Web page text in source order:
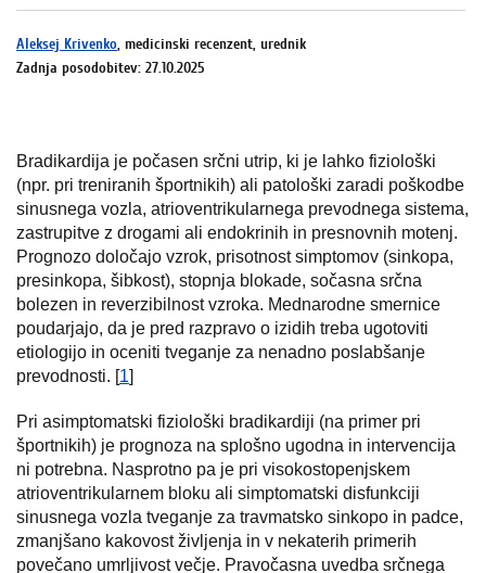
Aleksej Krivenko, medicinski recenzent, urednik
Zadnja posodobitev: 27.10.2025
Bradikardija je počasen srčni utrip, ki je lahko fiziološki
(npr. pri treniranih športnikih) ali patološki zaradi poškodbe
sinusnega vozla, atrioventrikularnega prevodnega sistema,
zastrupitve z drogami ali endokrinih in presnovnih motenj.
Prognozo določajo vzrok, prisotnost simptomov (sinkopa,
presinkopa, šibkost), stopnja blokade, sočasna srčna
bolezen in reverzibilnost vzroka. Mednarodne smernice
poudarjajo, da je pred razpravo o izidih treba ugotoviti
etiologijo in oceniti tveganje za nenadno poslabšanje
prevodnosti. [1]
Pri asimptomatski fiziološki bradikardiji (na primer pri
športnikih) je prognoza na splošno ugodna in intervencija
ni potrebna. Nasprotno pa je pri visokostopenjskem
atrioventrikularnem bloku ali simptomatski disfunkciji
sinusnega vozla tveganje za travmatsko sinkopo in padce,
zmanjšano kakovost življenja in v nekaterih primerih
povečano umrljivost večje. Pravočasna uvedba srčnega